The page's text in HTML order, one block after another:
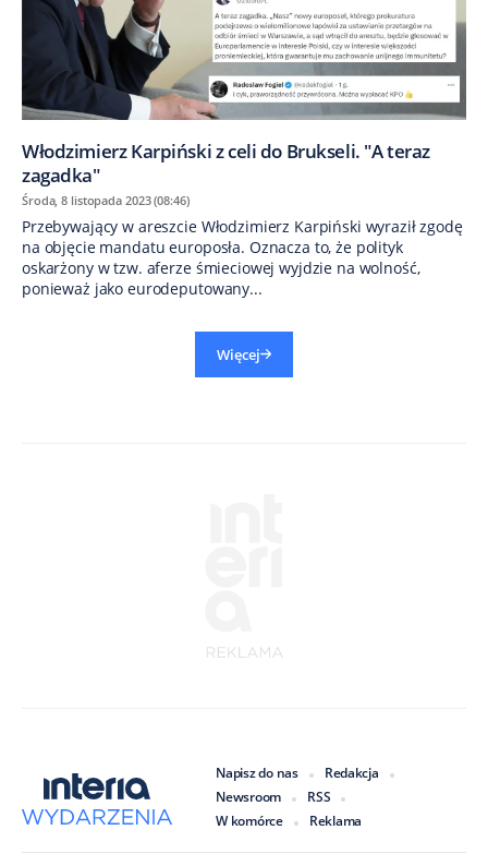
Włodzimierz Karpiński z celi do Brukseli. "A teraz
zagadka"
Środa, 8 listopada 2023 (08:46)
Przebywający w areszcie Włodzimierz Karpiński wyraził zgodę
na objęcie mandatu europosła. Oznacza to, że polityk
oskarżony w tzw. aferze śmieciowej wyjdzie na wolność,
ponieważ jako eurodeputowany...
Więcej
Napisz do nas
Redakcja
Newsroom
RSS
W komórce
Reklama